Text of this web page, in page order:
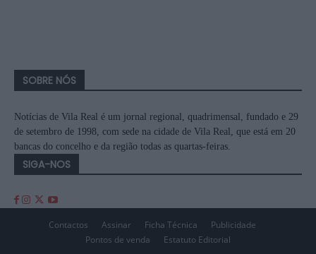
SOBRE NÓS
Notícias de Vila Real é um jornal regional, quadrimensal, fundado e 29
de setembro de 1998, com sede na cidade de Vila Real, que está em 20
bancas do concelho e da região todas as quartas-feiras.
SIGA-NOS
Contactos Assinar Ficha Técnica
Publicidade
Pontos de venda
Estatuto Editorial